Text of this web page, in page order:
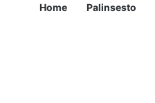
Home Palinsesto